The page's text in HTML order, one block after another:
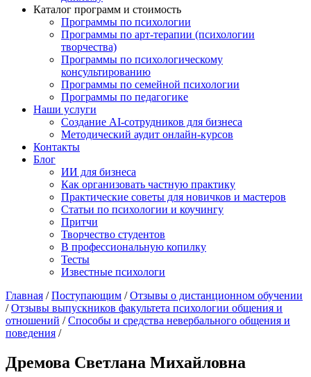
Каталог программ и стоимость
Программы по психологии
Программы по арт-терапии (психологии
творчества)
Программы по психологическому
консультированию
Программы по семейной психологии
Программы по педагогике
Наши услуги
Создание AI-сотрудников для бизнеса
Методический аудит онлайн-курсов
Контакты
Блог
ИИ для бизнеса
Как организовать частную практику
Практические советы для новичков и мастеров
Статьи по психологии и коучингу
Притчи
Творчество студентов
В профессиональную копилку
Тесты
Известные психологи
Главная /Поступающим /Отзывы о дистанционном обучении
/Отзывы выпускников факультета психологии общения и
отношений /Способы и средства невербального общения и
поведения /
Дремова Светлана Михайловна